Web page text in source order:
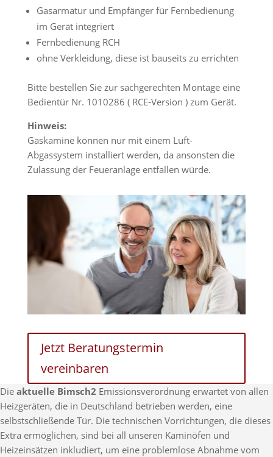
Gasarmatur und Empfänger für Fernbedienung
im Gerät integriert
Fernbedienung RCH
ohne Verkleidung, diese ist bauseits zu errichten
Bitte bestellen Sie zur sachgerechten Montage eine
Bedientür Nr. 1010286 ( RCE-Version ) zum Gerät.
Hinweis:
Gaskamine können nur mit einem Luft-
Abgassystem installiert werden, da ansonsten die
Zulassung der Feueranlage entfallen würde.
Jetzt Beratungstermin
vereinbaren
Die aktuelle Bimsch2 Emissionsverordnung erwartet von allen
Heizgeräten, die in Deutschland betrieben werden, eine
selbstschließende Tür. Die technischen Vorrichtungen, die dieses
Extra ermöglichen, sind bei all unseren Kaminöfen und
Heizeinsätzen inkludiert, um eine problemlose Abnahme vom